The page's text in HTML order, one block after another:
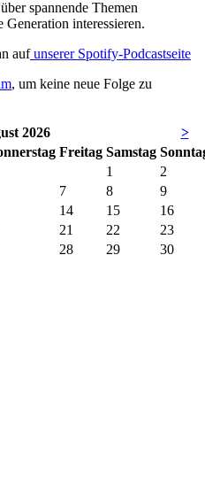
spannende Themen
Generation interessieren.
aufunserer Spotify-Podcastseite
, um keine neue Folge zu
2026
>
nnerstag Freitag Samstag So
1
2
7 8
9
14 15
16
21 22
23
28 29
30